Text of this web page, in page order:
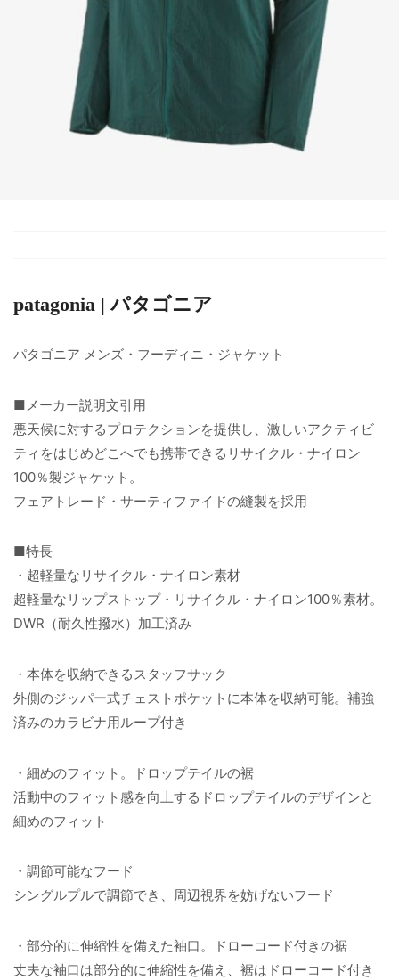
patagonia | パタゴニア
パタゴニア メンズ・フーディニ・ジャケット
■メーカー説明文引用
悪天候に対するプロテクションを提供し、激しいアクティビ
ティをはじめどこへでも携帯できるリサイクル・ナイロン
100％製ジャケット。
フェアトレード・サーティファイドの縫製を採用
■特長
・超軽量なリサイクル・ナイロン素材
超軽量なリップストップ・リサイクル・ナイロン100％素材。
DWR（耐久性撥水）加工済み
・本体を収納できるスタッフサック
外側のジッパー式チェストポケットに本体を収納可能。補強
済みのカラビナ用ループ付き
・細めのフィット。ドロップテイルの裾
活動中のフィット感を向上するドロップテイルのデザインと
細めのフィット
・調節可能なフード
シングルプルで調節でき、周辺視界を妨げないフード
・部分的に伸縮性を備えた袖口。ドローコード付きの裾
丈夫な袖口は部分的に伸縮性を備え、裾はドローコード付き